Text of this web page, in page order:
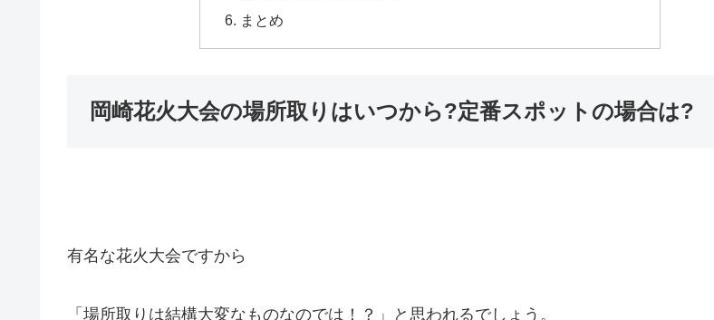
まとめ
岡崎花火大会の場所取りはいつから?定番スポットの場合は?
有名な花火大会ですから
「場所取りは結構大変なものなのでは！？」と思われるでしょう。